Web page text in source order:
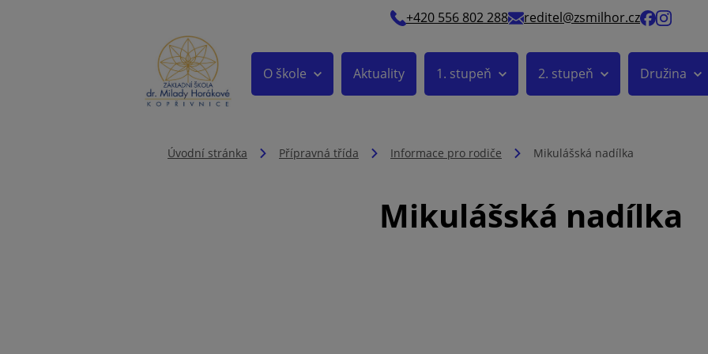
+420 556 802 288 reditel@zsmilhor.cz
O škole Aktuality 1. stupeň 2. stupeň Družina
Úvodní stránka Přípravná třída Informace pro rodiče Mikulášská nadílka
Mikulášská nadílka